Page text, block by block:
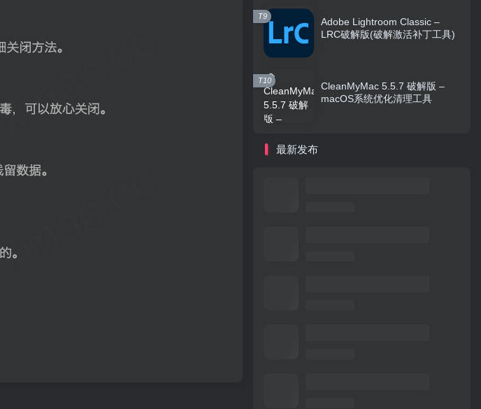
Adobe Lightroom Classic –
LRC破解版(破解激活补丁工具)
T9
CleanMyMac 5.5.7 破解版 –
macOS系统优化清理工具
T10
最新发布